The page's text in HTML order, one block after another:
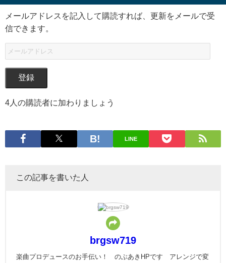
メールアドレスを記入して購読すれば、更新をメールで受
信できます。
登録
4人の購読者に加わりましょう
LINE
この記事を書いた人
brgsw719
楽曲プロデュースのお手伝い！ のぶあきHPです アレンジで変